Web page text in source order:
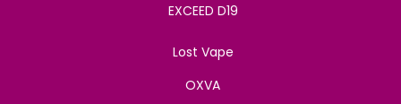
EXCEED D19
Lost Vape
OXVA